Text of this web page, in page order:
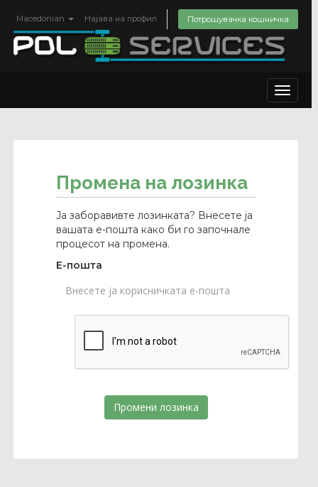
Macedonian Најава на профил Потрошувачка кошничка
Toggle
Промена на лозинка
Ја заборавивте лозинката? Внесете ја
вашата е-пошта како би го започнале
процесот на промена.
Е-пошта
Промени лозинка